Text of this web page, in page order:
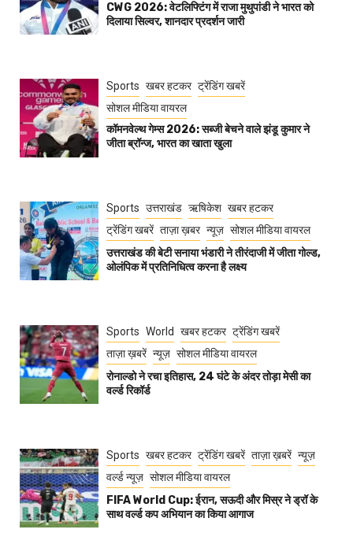
CWG 2026: वेटलिफ्टिंग में राजा मुथुपांडी ने भारत को
दिलाया सिल्वर, शानदार प्रदर्शन जारी
Sports खबर हटकर ट्रेंडिंग खबरें
सोशल मीडिया वायरल
कॉमनवेल्थ गेम्स 2026: सब्जी बेचने वाले झंडू कुमार ने
जीता ब्रॉन्ज, भारत का खाता खुला
Sports उत्तराखंड ऋषिकेश खबर हटकर
ट्रेंडिंग खबरें ताज़ा ख़बर न्यूज़ सोशल मीडिया वायरल
उत्तराखंड की बेटी सनाया भंडारी ने तीरंदाजी में जीता गोल्ड,
ओलंपिक में प्रतिनिधित्व करना है लक्ष्य
Sports World खबर हटकर ट्रेंडिंग खबरें
ताज़ा ख़बरें न्यूज़ सोशल मीडिया वायरल
रोनाल्डो ने रचा इतिहास, 24 घंटे के अंदर तोड़ा मेसी का
वर्ल्ड रिकॉर्ड
Sports खबर हटकर ट्रेंडिंग खबरें ताज़ा ख़बरें न्यूज़
वर्ल्ड न्यूज़ सोशल मीडिया वायरल
FIFA World Cup: ईरान, सऊदी और मिस्र ने ड्रॉ के
साथ वर्ल्ड कप अभियान का किया आगाज